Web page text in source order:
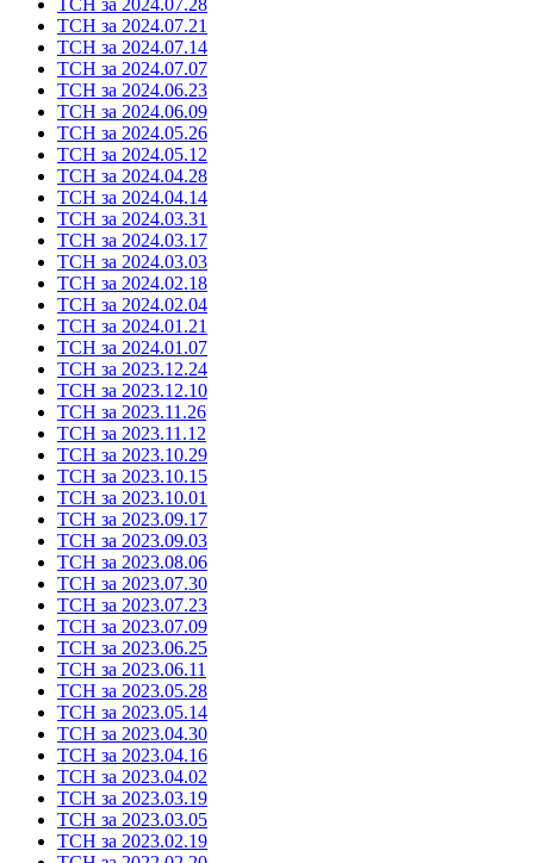
ТСН за 2024.07.21
ТСН за 2024.07.14
ТСН за 2024.07.07
ТСН за 2024.06.23
ТСН за 2024.06.09
ТСН за 2024.05.26
ТСН за 2024.05.12
ТСН за 2024.04.28
ТСН за 2024.04.14
ТСН за 2024.03.31
ТСН за 2024.03.17
ТСН за 2024.03.03
ТСН за 2024.02.18
ТСН за 2024.02.04
ТСН за 2024.01.21
ТСН за 2024.01.07
ТСН за 2023.12.24
ТСН за 2023.12.10
ТСН за 2023.11.26
ТСН за 2023.11.12
ТСН за 2023.10.29
ТСН за 2023.10.15
ТСН за 2023.10.01
ТСН за 2023.09.17
ТСН за 2023.09.03
ТСН за 2023.08.06
ТСН за 2023.07.30
ТСН за 2023.07.23
ТСН за 2023.07.09
ТСН за 2023.06.25
ТСН за 2023.06.11
ТСН за 2023.05.28
ТСН за 2023.05.14
ТСН за 2023.04.30
ТСН за 2023.04.16
ТСН за 2023.04.02
ТСН за 2023.03.19
ТСН за 2023.03.05
ТСН за 2023.02.19